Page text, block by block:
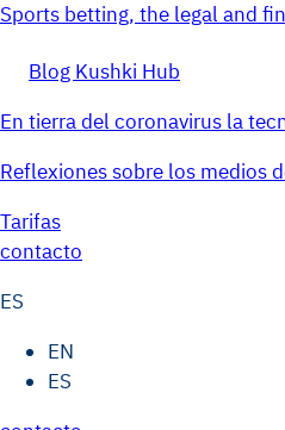
Sports betting, the legal and
Blog Kushki Hub
En tierra del coronavirus la
Reflexiones sobre los medios
Tarifas
contacto
ES
EN
ES